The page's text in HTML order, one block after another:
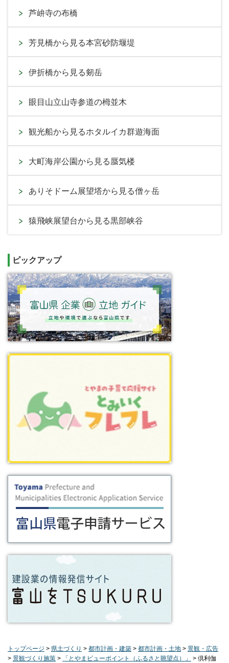
芦峅寺の布橋
芳見橋から見る本宮砂防堰堤
伊折橋から見る剱岳
眼目山立山寺参道の栂並木
観光船から見るホタルイカ群遊海面
大町海岸公園から見る蜃気楼
ありそドーム展望塔から見る僧ヶ岳
猿飛峡展望台から見る黒部峡谷
ピックアップ
トップページ > 県土づくり > 都市計画・建築 > 都市計画・土地 > 景観・広告
> 景観づくり施策 > 「とやまビューポイント（ふるさと眺望点）」 > 倶利伽